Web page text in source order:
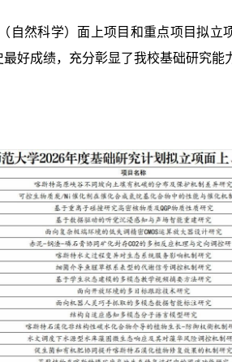
自然科学）面上项目和重点项目拟
好成绩，充分彰显了我校基础研究